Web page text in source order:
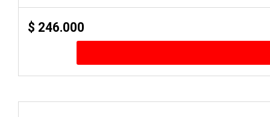
$ 246.000